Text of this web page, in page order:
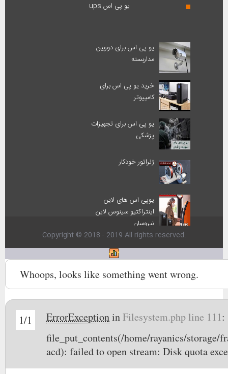
یو پی اس ups
یو پی اس برای دوربین
مداربسته
خرید یو پی اس برای
کامپیوتر
یو پی اس برای تجهیزات
پزشکی
ژنراتور خودکار
یوپی اس های لاین
اینتراکتیو سینوس لاین
نیروسان
Copyright © 2018 - 2019 All rights reserved.
Whoops, looks like something went wrong.
1/1 ErrorExceptioninFilesystem.php line 111:
file_put_contents(/home/rayanics/storage/
acd): failed to open stream: Disk quota